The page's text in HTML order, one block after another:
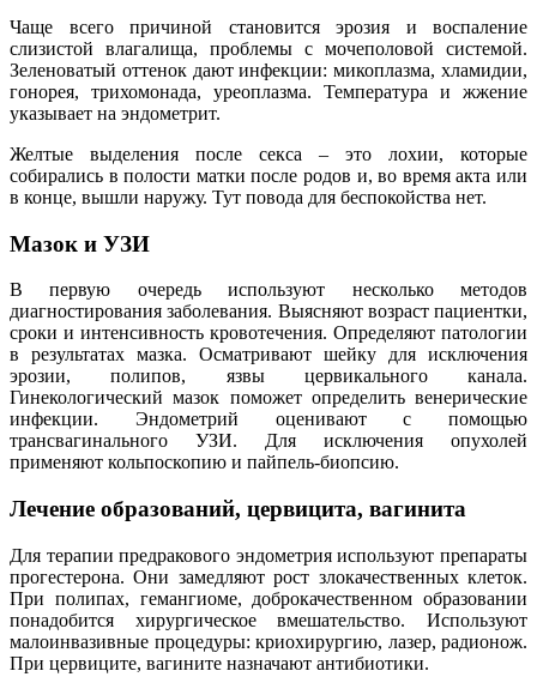
Чаще всего причиной становится эрозия и воспаление
слизистой влагалища, проблемы с мочеполовой системой.
Зеленоватый оттенок дают инфекции: микоплазма, хламидии,
гонорея, трихомонада, уреоплазма. Температура и жжение
указывает на эндометрит.
Желтые выделения после секса – это лохии, которые
собирались в полости матки после родов и, во время акта или
в конце, вышли наружу. Тут повода для беспокойства нет.
Мазок и УЗИ
В первую очередь используют несколько методов
диагностирования заболевания. Выясняют возраст пациентки,
сроки и интенсивность кровотечения. Определяют патологии
в результатах мазка. Осматривают шейку для исключения
эрозии, полипов, язвы цервикального канала.
Гинекологический мазок поможет определить венерические
инфекции. Эндометрий оценивают с помощью
трансвагинального УЗИ. Для исключения опухолей
применяют кольпоскопию и пайпель-биопсию.
Лечение образований, цервицита, вагинита
Для терапии предракового эндометрия используют препараты
прогестерона. Они замедляют рост злокачественных клеток.
При полипах, гемангиоме, доброкачественном образовании
понадобится хирургическое вмешательство. Используют
малоинвазивные процедуры: криохирургию, лазер, радионож.
При цервиците, вагините назначают антибиотики.